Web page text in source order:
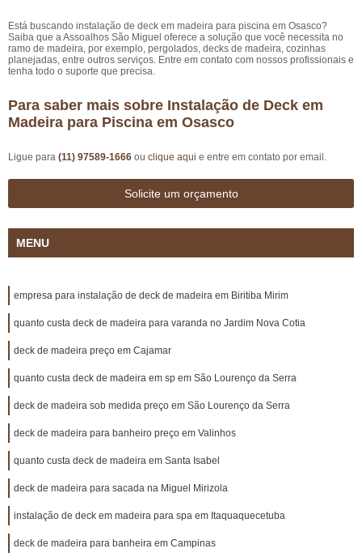
Está buscando instalação de deck em madeira para piscina em Osasco?
Saiba que a Assoalhos São Miguel oferece a solução que você necessita no
ramo de madeira, por exemplo, pergolados, decks de madeira, cozinhas
planejadas, entre outros serviços. Entre em contato com nossos profissionais e
tenha todo o suporte que precisa.
Para saber mais sobre Instalação de Deck em
Madeira para Piscina em Osasco
Ligue para (11) 97589-1666 ou clique aqui e entre em contato por email.
Solicite um orçamento
MENU
empresa para instalação de deck de madeira em Biritiba Mirim
quanto custa deck de madeira para varanda no Jardim Nova Cotia
deck de madeira preço em Cajamar
quanto custa deck de madeira em sp em São Lourenço da Serra
deck de madeira sob medida preço em São Lourenço da Serra
deck de madeira para banheiro preço em Valinhos
quanto custa deck de madeira em Santa Isabel
deck de madeira para sacada na Miguel Mirizola
instalação de deck em madeira para spa em Itaquaquecetuba
deck de madeira para banheira em Campinas